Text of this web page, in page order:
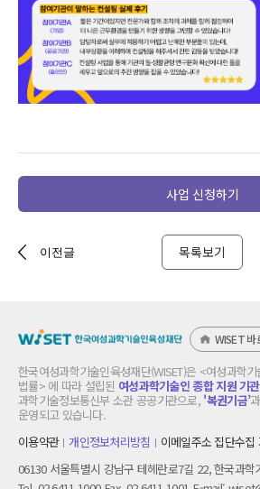
사업 신청하기
이전글 목록보기
WISET 바
한국여성과학기술인육성재단(WISET)은 <여성과학기
법률> 에 따라 설립된 여성과학기술인 종합 지원 기관
과학기술정보통신부 소관 공공기관으로, '복권기금’과
운영되고 있습니다.
이용약관 개인정보처리방침 이메일주소 집단수집
06130 서울특별시 강남구 테헤란로7길 22, 한국과학